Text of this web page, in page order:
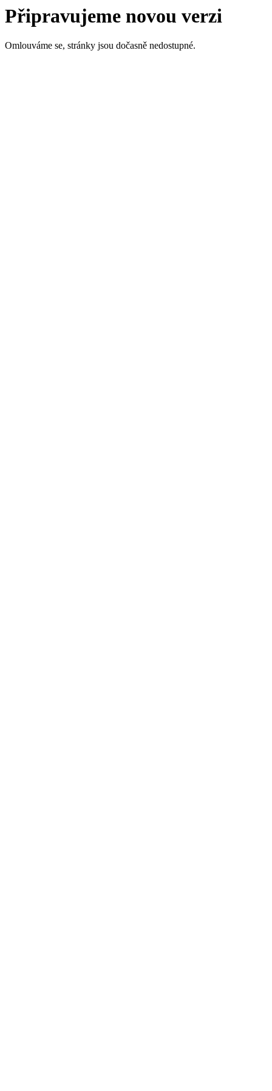
Připravujeme novou verzi
Omlouváme se, stránky jsou dočasně nedostupné.